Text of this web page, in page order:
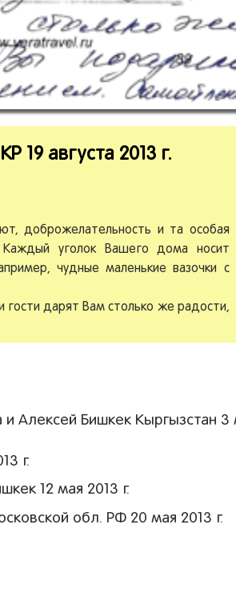
августа 2013 г.
доброжелательность и та особая
Каждый уголок Вашего дома носит
чудные маленькие вазочки с
гости дарят Вам столько же радости,
Алексей Бишкек Кыргызстан 3
г.
12 мая 2013 г.
обл. РФ 20 мая 2013 г.